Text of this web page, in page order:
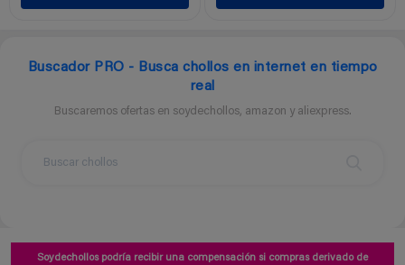
Buscador PRO - Busca chollos en internet en tiempo
real
Buscaremos ofertas en soydechollos, amazon y aliexpress.
Soydechollos podría recibir una compensación si compras derivado de